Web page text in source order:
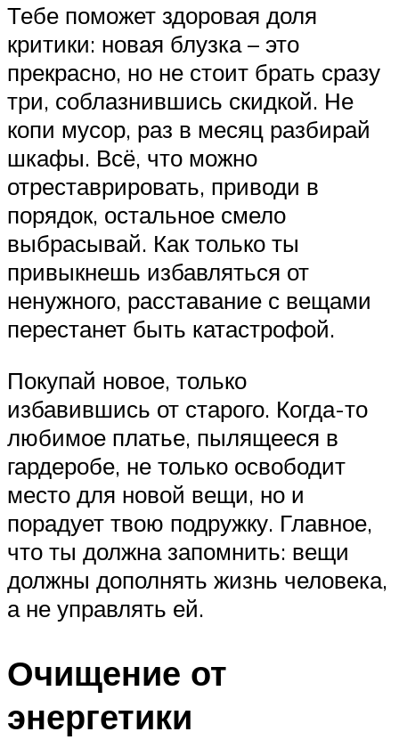
Тебе поможет здоровая доля
критики: новая блузка – это
прекрасно, но не стоит брать сразу
три, соблазнившись скидкой. Не
копи мусор, раз в месяц разбирай
шкафы. Всё, что можно
отреставрировать, приводи в
порядок, остальное смело
выбрасывай. Как только ты
привыкнешь избавляться от
ненужного, расставание с вещами
перестанет быть катастрофой.
Покупай новое, только
избавившись от старого. Когда-то
любимое платье, пылящееся в
гардеробе, не только освободит
место для новой вещи, но и
порадует твою подружку. Главное,
что ты должна запомнить: вещи
должны дополнять жизнь человека,
а не управлять ей.
Очищение от
энергетики